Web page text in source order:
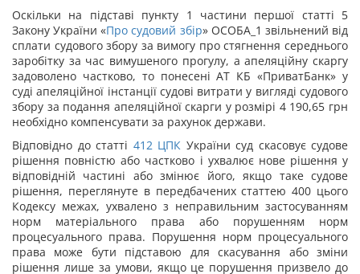
Оскільки на підставі пункту 1 частини першої статті 5
Закону України «Про судовий збір» ОСОБА_1 звільнений від
сплати судового збору за вимогу про стягнення середнього
заробітку за час вимушеного прогулу, а апеляційну скаргу
задоволено частково, то понесені АТ КБ «ПриватБанк» у
суді апеляційної інстанції судові витрати у вигляді судового
збору за подання апеляційної скарги у розмірі 4 190,65 грн
необхідно компенсувати за рахунок держави.
Відповідно до статті 412 ЦПК України суд скасовує судове
рішення повністю або частково і ухвалює нове рішення у
відповідній частині або змінює його, якщо таке судове
рішення, переглянуте в передбачених статтею 400 цього
Кодексу межах, ухвалено з неправильним застосуванням
норм матеріального права або порушенням норм
процесуального права. Порушення норм процесуального
права може бути підставою для скасування або зміни
рішення лише за умови, якщо це порушення призвело до